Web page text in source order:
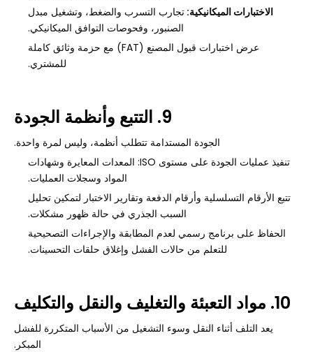
الاختبارات الميكانيكية: تجارب التسرب والضغط، وتشغيل مبدل
الصنبور، وفحوصات التوافق الميكانيكي.
عرض اختبارات قبول المصنع (FAT) مع حزمة وثائق كاملة
للمشتري.
9. التتبع وأنظمة الجودة
الجودة المستدامة تتطلب أنظمة، وليس لمرة واحدة.
تنفيذ عمليات الجودة على مستوى ISO: المعدات المعايرة وشهادات
المواد وسجلات العمليات.
تتبع الأرقام التسلسلية وأرقام الدفعة وتقارير الاختبار لتمكين تحليل
السبب الجذري في حالة ظهور مشكلات.
الحفاظ على برنامج رسمي لعدم المطابقة والإجراءات التصحيحية
للتعلم من حالات الفشل وإغلاق حلقات التحسينات.
10. مواد التعبئة والتغليف والنقل والتكليف
يعد التلف أثناء النقل وسوء التشغيل من الأسباب المتكررة للفشل
المبكر.